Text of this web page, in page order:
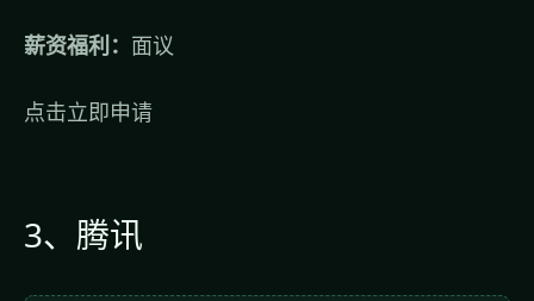
薪资福利： 面议
点击立即申请
3、腾讯